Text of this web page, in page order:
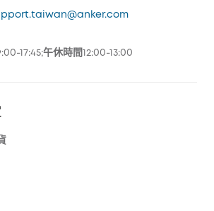
17:45;午休時間12:00-13:00